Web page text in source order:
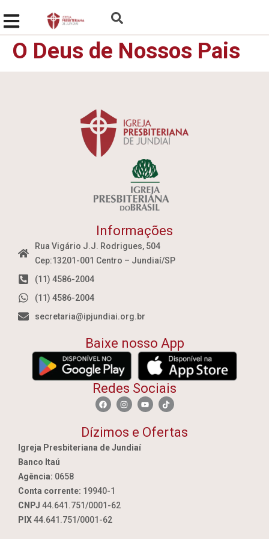
O Deus de Nossos Pais
Informações
Rua Vigário J.J. Rodrigues, 504
Cep:13201-001 Centro – Jundiaí/SP
(11) 4586-2004
(11) 4586-2004
secretaria@ipjundiai.org.br
Baixe nosso App
Redes Sociais
Dízimos e Ofertas
Igreja Presbiteriana de Jundiaí
Banco Itaú
Agência: 0658
Conta corrente: 19940-1
CNPJ 44.641.751/0001-62
PIX44.641.751/0001-62